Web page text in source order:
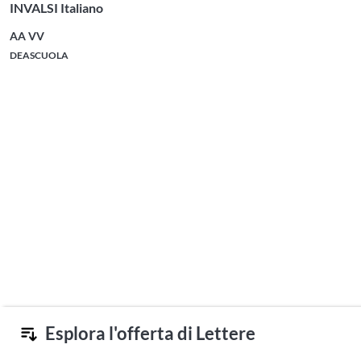
Esplora l'offerta di Lettere
INVALSI Italiano
AA VV
DEASCUOLA